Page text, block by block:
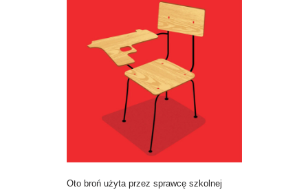
Oto broń użyta przez sprawcę szkolnej